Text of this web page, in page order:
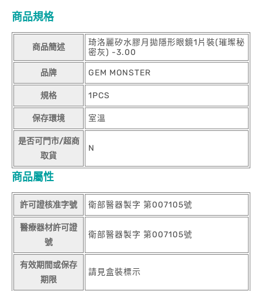
商品規格
商品簡述
琦洛麗矽水膠月拋隱形眼鏡1片裝(璀璨秘
密灰) -3.00
品牌 GEM MONSTER
規格 1PCS
保存環境 室溫
是否可門市/超商
取貨
N
商品屬性
許可證核准字號 衛部醫器製字 第007105號
醫療器材許可證
號
衛部醫器製字 第007105號
有效期間或保存
期限
請見盒裝標示